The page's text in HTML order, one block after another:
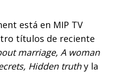
está en MIP TV
títulos de reciente
marriage, A woman
Hidden truthy la